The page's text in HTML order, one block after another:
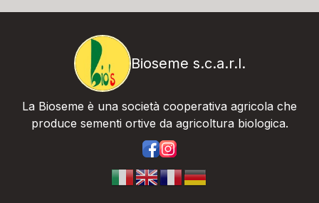
Bioseme s.c.a.r.l.
La Bioseme è una società cooperativa agricola che
produce sementi ortive da agricoltura biologica.